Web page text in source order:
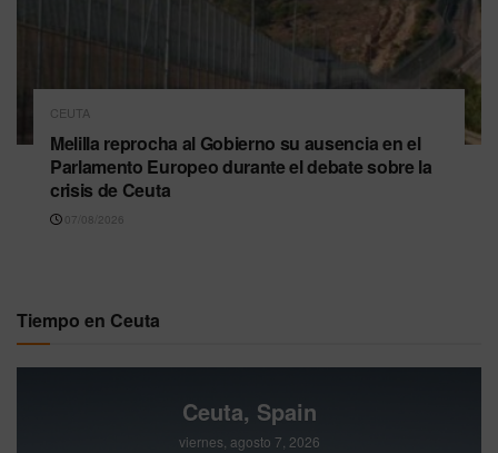
CEUTA
Melilla reprocha al Gobierno su ausencia en el
Parlamento Europeo durante el debate sobre la
crisis de Ceuta
07/08/2026
Tiempo en Ceuta
Ceuta, Spain
viernes, agosto 7, 2026